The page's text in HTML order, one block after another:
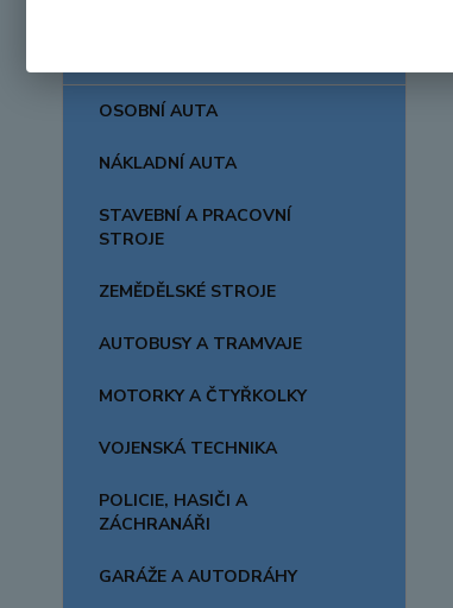
OSOBNÍ AUTA
NÁKLADNÍ AUTA
STAVEBNÍ A PRACOVNÍ
STROJE
ZEMĚDĚLSKÉ STROJE
AUTOBUSY A TRAMVAJE
MOTORKY A ČTYŘKOLKY
VOJENSKÁ TECHNIKA
POLICIE, HASIČI A
ZÁCHRANÁŘI
GARÁŽE A AUTODRÁHY